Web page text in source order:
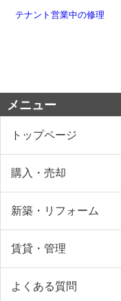
テナント営業中の修理
メニュー
トップページ
購入・売却
新築・リフォーム
賃貸・管理
よくある質問